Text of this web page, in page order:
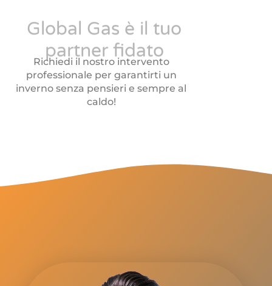
Global Gas è il tuo
partner fidato
Richiedi il nostro intervento
professionale per garantirti un
inverno senza pensieri e sempre al
caldo!